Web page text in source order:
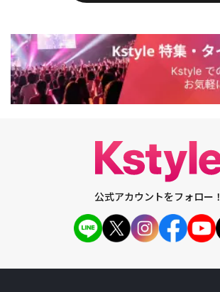
公式アカウントをフォロー！